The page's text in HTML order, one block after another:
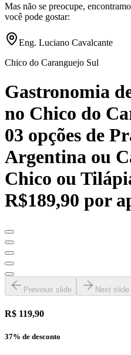
Mas não se preocupe,
você pode gostar:
Eng. Luciano Cavalcante
Chico do Caranguejo Sul
Gastronomia
no Chico do
03 opções de
Argentina ou
Chico ou
R$189,90 por
Previous slide Next slide
R$ 119,90
37% de desconto